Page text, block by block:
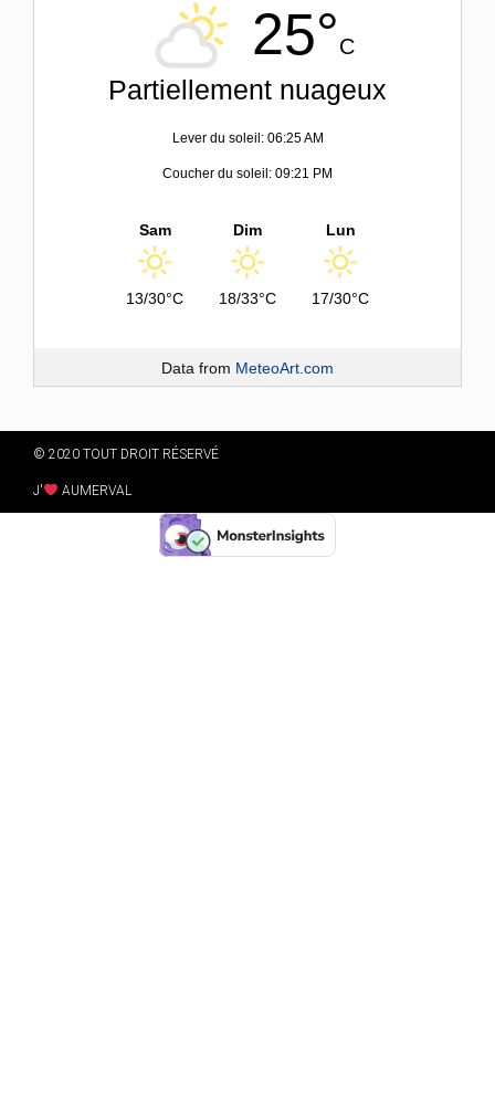
25°C
Partiellement nuageux
Lever du soleil: 06:25 AM
Coucher du soleil: 09:21 PM
Sam
13/30°C
Dim
18/33°C
Lun
17/30°C
Data from MeteoArt.com
© 2020 TOUT DROIT RÉSERVÉ
J' AUMERVAL